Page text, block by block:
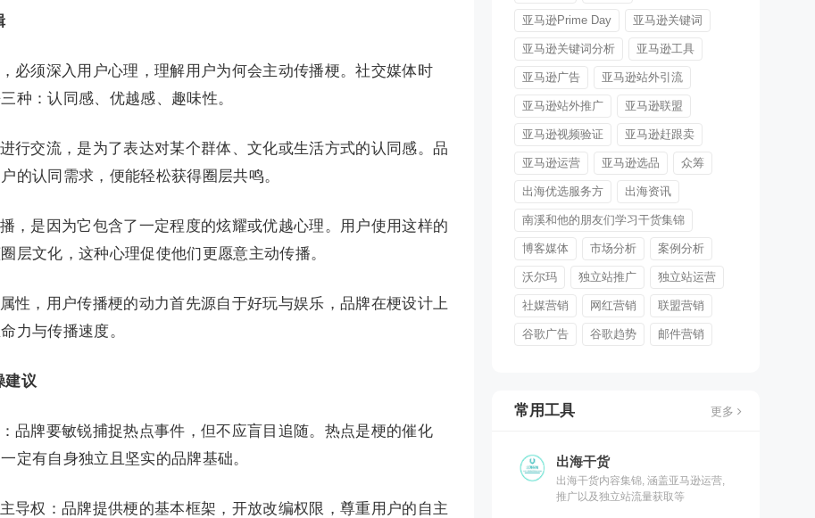
必须深入用户心理，理解用户为何会主动传播梗。社交媒体时
种：认同感、优越感、趣味性。
行交流，是为了表达对某个群体、文化或生活方式的认同感。品
的认同需求，便能轻松获得圈层共鸣。
，是因为它包含了一定程度的炫耀或优越心理。用户使用这样的
层文化，这种心理促使他们更愿意主动传播。
性，用户传播梗的动力首先源自于好玩与娱乐，品牌在梗设计上
力与传播速度。
建议
品牌要敏锐捕捉热点事件，但不应盲目追随。热点是梗的催化
定有自身独立且坚实的品牌基础。
导权：品牌提供梗的基本框架，开放改编权限，尊重用户的自主
亚马逊Prime Day 亚马逊关键词
亚马逊关键词分析 亚马逊工具
亚马逊广告 亚马逊站外引流
亚马逊站外推广 亚马逊联盟
亚马逊视频验证 亚马逊赶跟卖
亚马逊运营 亚马逊选品 众筹
出海优选服务方 出海资讯
南溪和他的朋友们学习干货集锦
博客媒体 市场分析 案例分析
沃尔玛 独立站推广 独立站运营
社媒营销 网红营销 联盟营销
谷歌广告 谷歌趋势 邮件营销
常用工具 更多
出海干货
出海干货内容集锦, 涵盖亚马逊运营,
推广以及独立站流量获取等